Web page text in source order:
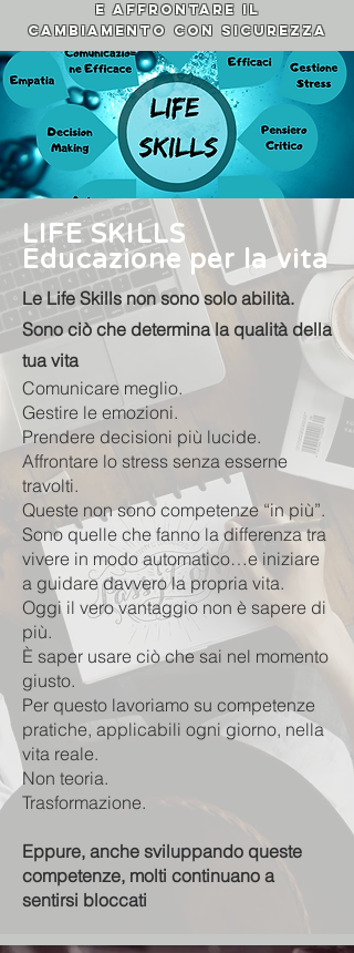
e affrontare il
cambiamento con sicurezza
LIFE SKILLS
Educazione per la vita
Le Life Skills non sono solo abilità.
Sono ciò che determina la qualità della
tua vita
Comunicare meglio.
Gestire le emozioni.
Prendere decisioni più lucide.
Affrontare lo stress senza esserne
travolti.
Queste non sono competenze “in più”.
Sono quelle che fanno la differenza tra
vivere in modo automatico…e iniziare
a guidare davvero la propria vita.
Oggi il vero vantaggio non è sapere di
più.
È saper usare ciò che sai nel momento
giusto.
Per questo lavoriamo su competenze
pratiche, applicabili ogni giorno, nella
vita reale.
Non teoria.
Trasformazione.
Eppure, anche sviluppando queste
competenze, molti continuano a
sentirsi bloccati